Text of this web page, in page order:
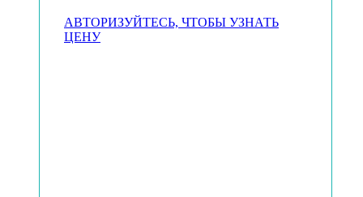
АВТОРИЗУЙТЕСЬ, ЧТОБЫ УЗНАТЬ
ЦЕНУ